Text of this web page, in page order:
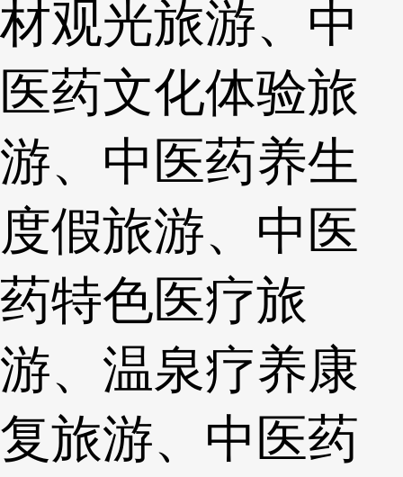
材观光旅游、中
医药文化体验旅
游、中医药养生
度假旅游、中医
药特色医疗旅
游、温泉疗养康
复旅游、中医药